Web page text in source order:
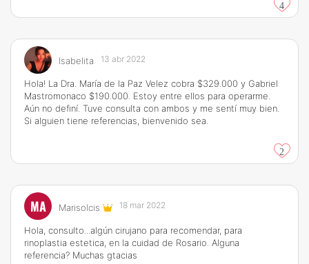
4
Isabelita 13 abr 2022
Hola! La Dra. María de la Paz Velez cobra $329.000 y Gabriel
Mastromonaco $190.000. Estoy entre ellos para operarme.
Aún no definí. Tuve consulta con ambos y me sentí muy bien.
Si alguien tiene referencias, bienvenido sea.
2
MA Marisolcis 18 mar 2022
Hola, consulto...algún cirujano para recomendar, para
rinoplastia estetica, en la cuidad de Rosario. Alguna
referencia? Muchas gtacias